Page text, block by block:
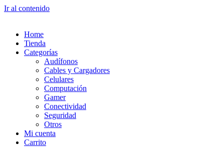
Ir al contenido
Home
Tienda
Categorías
Audífonos
Cables y Cargadores
Celulares
Computación
Gamer
Conectividad
Seguridad
Otros
Mi cuenta
Carrito